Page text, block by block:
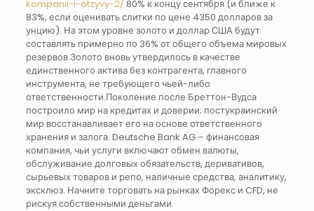
kompanii-i-otzyvy-2/ 80% к концу сентября (и ближе к
83%, если оценивать слитки по цене 4350 долларов за
унцию). На этом уровне золото и доллар США будут
составлять примерно по 36% от общего объема мировых
резервов.Золото вновь утвердилось в качестве
единственного актива без контрагента, главного
инструмента, не требующего чьей-либо
ответственности.Поколение после Бреттон-Вудса
построило мир на кредитах и доверии; постукраинский
мир восстанавливает его на основе ответственного
хранения и залога. Deutsche Bank AG – финансовая
компания, чьи услуги включают обмен валюты,
обслуживание долговых обязательств, деривативов,
сырьевых товаров и репо, наличные средства, аналитику,
эксклюз. Начните торговать на рынках Форекс и CFD, не
рискуя собственными деньгами.